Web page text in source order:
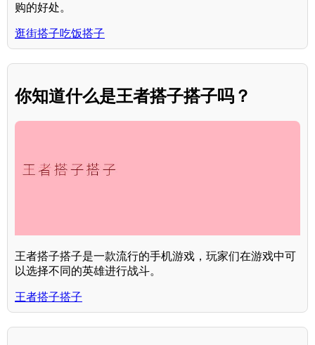
购的好处。
逛街搭子吃饭搭子
你知道什么是王者搭子搭子吗？
王者搭子搭子是一款流行的手机游戏，玩家们在游戏中可
以选择不同的英雄进行战斗。
王者搭子搭子